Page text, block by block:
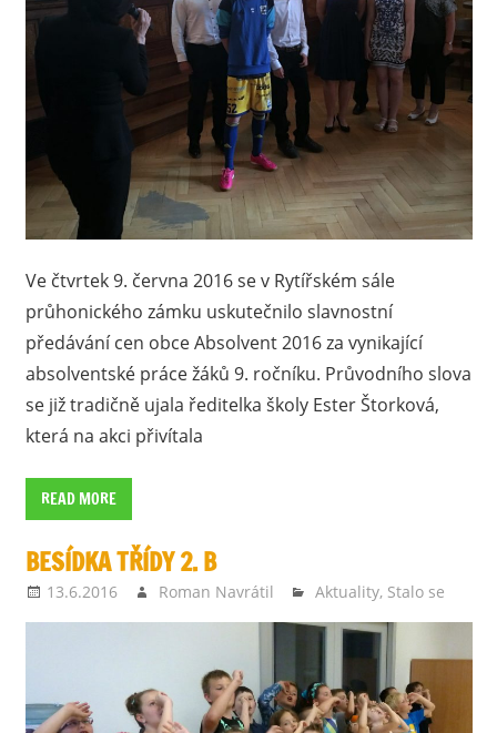
Ve čtvrtek 9. června 2016 se v Rytířském sále
průhonického zámku uskutečnilo slavnostní
předávání cen obce Absolvent 2016 za vynikající
absolventské práce žáků 9. ročníku. Průvodního slova
se již tradičně ujala ředitelka školy Ester Štorková,
která na akci přivítala
READ MORE
BESÍDKA TŘÍDY 2. B
13.6.2016 Roman Navrátil Aktuality, Stalo se